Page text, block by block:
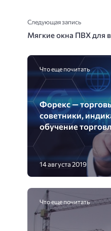
Следующая запись
Мягкие окна ПВХ для
Что еще почитать
Форекс —
советники,
обучение
14 августа 2019
Что еще почитать